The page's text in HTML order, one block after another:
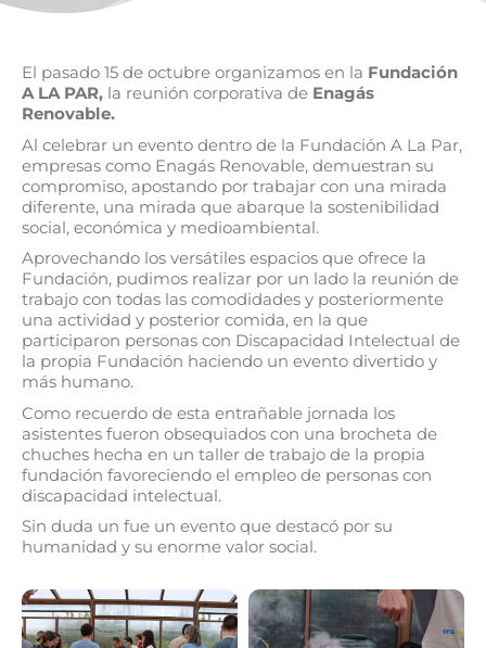
El pasado 15 de octubre organizamos en la Fundación
A LA PAR, la reunión corporativa de Enagás
Renovable.
Al celebrar un evento dentro de la Fundación A La Par,
empresas como Enagás Renovable, demuestran su
compromiso, apostando por trabajar con una mirada
diferente, una mirada que abarque la sostenibilidad
social, económica y medioambiental.
Aprovechando los versátiles espacios que ofrece la
Fundación, pudimos realizar por un lado la reunión de
trabajo con todas las comodidades y posteriormente
una actividad y posterior comida, en la que
participaron personas con Discapacidad Intelectual de
la propia Fundación haciendo un evento divertido y
más humano.
Como recuerdo de esta entrañable jornada los
asistentes fueron obsequiados con una brocheta de
chuches hecha en un taller de trabajo de la propia
fundación favoreciendo el empleo de personas con
discapacidad intelectual.
Sin duda un fue un evento que destacó por su
humanidad y su enorme valor social.